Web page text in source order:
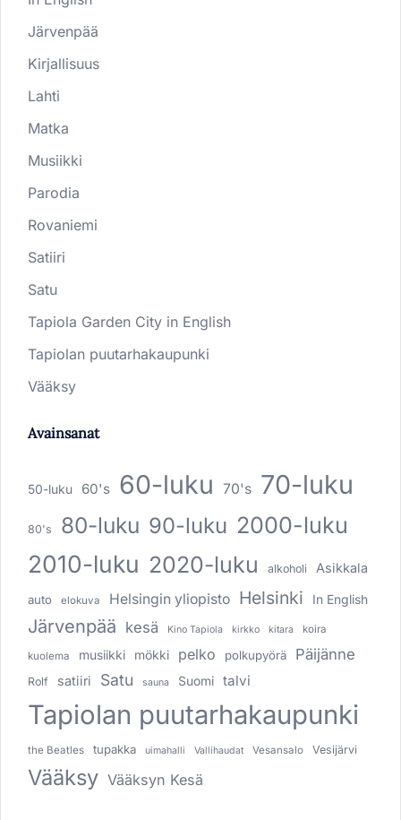
Järvenpää
Kirjallisuus
Lahti
Matka
Musiikki
Parodia
Rovaniemi
Satiiri
Satu
Tapiola Garden City in English
Tapiolan puutarhakaupunki
Vääksy
Avainsanat
50-luku 60's 60-luku 70's 70-luku
80's 80-luku 90-luku 2000-luku
2010-luku 2020-luku alkoholi Asikkala
auto elokuva Helsingin yliopisto Helsinki In English
Järvenpää kesä Kino Tapiola kirkko kitara koira
kuolema musiikki mökki pelko polkupyörä Päijänne
Rolf satiiri Satu sauna Suomi talvi
Tapiolan puutarhakaupunki
the Beatles tupakka uimahalli Vallihaudat Vesansalo Vesijärvi
Vääksy Vääksyn Kesä